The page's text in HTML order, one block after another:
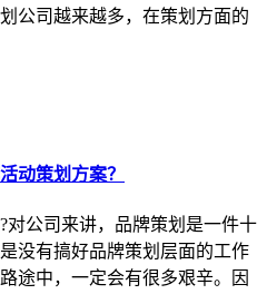
公司越来越多，在策划方面的
动策划方案？
对公司来讲，品牌策划是一件十
没有搞好品牌策划层面的工作
途中，一定会有很多艰辛。因